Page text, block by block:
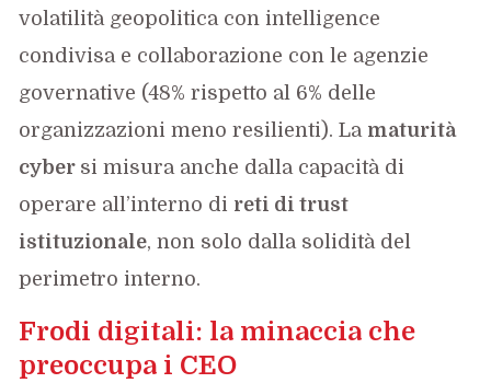
volatilità geopolitica con intelligence
condivisa e collaborazione con le agenzie
governative (48% rispetto al 6% delle
organizzazioni meno resilienti). La maturità
cyber si misura anche dalla capacità di
operare all’interno di reti di trust
istituzionale, non solo dalla solidità del
perimetro interno.
Frodi digitali: la minaccia che
preoccupa i CEO